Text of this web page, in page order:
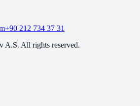
+90 212 734 37 31
A.S. All rights reserved.